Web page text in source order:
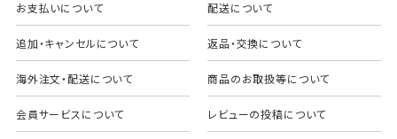
お支払いについて 配送について
追加・キャンセルについて 返品・交換について
海外注文・配送について 商品のお取扱等について
会員サービスについて レビューの投稿について